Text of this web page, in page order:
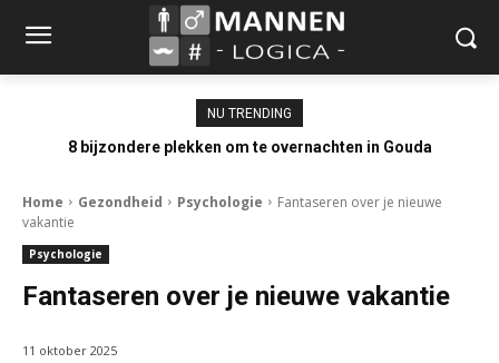
NU TRENDING
8 bijzondere plekken om te overnachten in Gouda
Home Gezondheid Psychologie
Fantaseren over je nieuwe
vakantie
Psychologie
Fantaseren over je nieuwe vakantie
11 oktober 2025